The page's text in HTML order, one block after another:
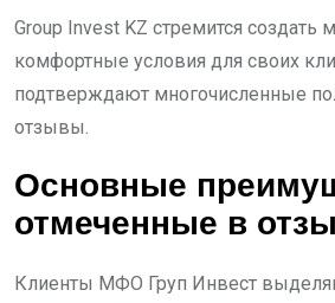
Group Invest KZ стремится создать
комфортные условия для своих
подтверждают многочисленные
отзывы.
Основные
отмеченные в
Клиенты МФО Груп Инвест